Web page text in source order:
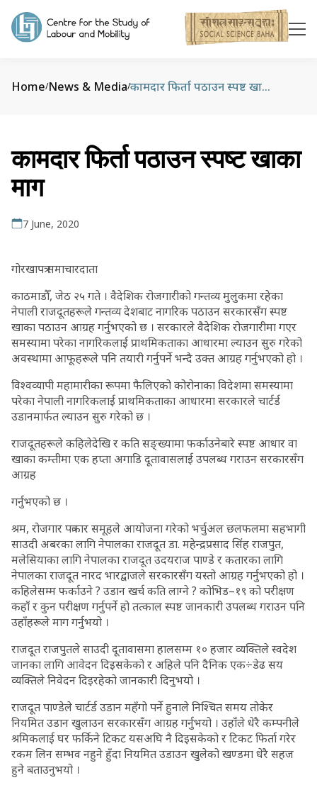
Home/News & Media/ कामदार फिर्ता पठाउन स्पष्ट खाका माग
कामदार फिर्ता पठाउन स्पष्ट खाका
माग
7 June, 2020
गोरखापत्र समाचारदाता
काठमाडौँ, जेठ २५ गते । वैदेशिक रोजगारीको गन्तव्य मुलुकमा रहेका
नेपाली राजदूतहरूले गन्तव्य देशबाट नागरिक पठाउन सरकारसँग स्पष्ट
खाका पठाउन आग्रह गर्नुभएको छ । सरकारले वैदेशिक रोजगारीमा गएर
समस्यामा परेका नागरिकलाई प्राथमिकताका आधारमा ल्याउन सुरु गरेको
अवस्थामा आफूहरूले पनि तयारी गर्नुपर्ने भन्दै उक्त आग्रह गर्नुभएको हो ।
विश्वव्यापी महामारीका रूपमा फैलिएको कोरोनाका विदेशमा समस्यामा
परेका नेपाली नागरिकलाई प्राथमिकताका आधारमा सरकारले चार्टर्ड
उडानमार्फत ल्याउन सुरु गरेको छ ।
राजदूतहरूले कहिलेदेखि र कति सङ्ख्यामा फर्काउनेबारे स्पष्ट आधार वा
खाका कम्तीमा एक हप्ता अगाडि दूतावासलाई उपलब्ध गराउन सरकारसँग
आग्रह
गर्नुभएको छ ।
श्रम, रोजगार पत्रकार समूहले आयोजना गरेको भर्चुअल छलफलमा सहभागी
साउदी अबरका लागि नेपालका राजदूत डा. महेन्द्रप्रसाद सिंह राजपुत,
मलेसियाका लागि नेपालका राजदूत उदयराज पाण्डे र कतारका लागि
नेपालका राजदूत नारद भारद्वाजले सरकारसँग यस्तो आग्रह गर्नुभएको हो ।
कहिलेसम्म फर्काउने ? उडान खर्च कति लाग्ने ? कोभिड–१९ को परीक्षण
कहाँ र कुन परीक्षण गर्नुपर्ने हो तत्काल स्पष्ट जानकारी उपलब्ध गराउन पनि
उहाँहरूले माग गर्नुभयो ।
राजदूत राजपुतले साउदी दूतावासमा हालसम्म १० हजार व्यक्तिले स्वदेश
जानका लागि आवेदन दिइसकेको र अहिले पनि दैनिक एक÷डेढ सय
व्यक्तिले निवेदन दिइरहेको जानकारी दिनुभयो ।
राजदूत पाण्डेले चार्टर्ड उडान महँगो पर्ने हुनाले निश्चित समय तोकेर
नियमित उडान खुलाउन सरकारसँग आग्रह गर्नुभयो । उहाँले धेरै कम्पनीले
श्रमिकलाई घर फर्किने टिकट यसअघि नै दिइसकेको र टिकट फिर्ता गरेर
रकम लिन सम्भव नहुने हुँदा नियमित उडाउन खुलेको खण्डमा धेरै सहज
हुने बताउनुभयो ।